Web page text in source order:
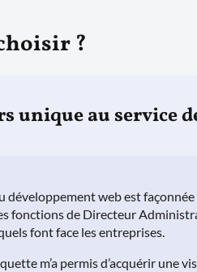
?
unique au service
développement web est
fonctions de Directeur
font face les entreprises.
m’a permis d’acquérir une